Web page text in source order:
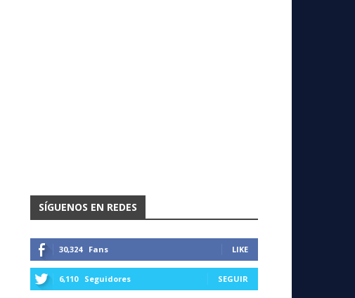
SÍGUENOS EN REDES
30,324 Fans LIKE
6,110 Seguidores SEGUIR